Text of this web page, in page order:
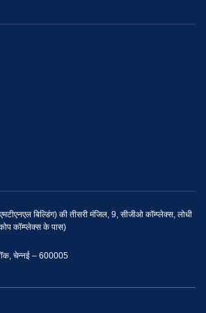
बिल्डिंग) की तीसरी मंजिल, 9, सीजीओ कॉम्प्लेक्स, लोधी
कॉम्प्लेक्स के पास)
चेन्नई – 600005